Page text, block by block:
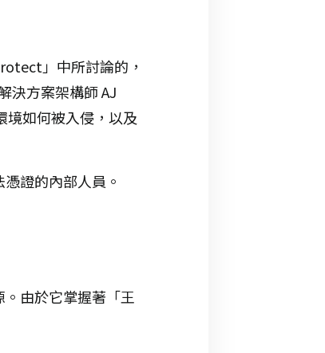
」中所討論的，
決方案架構師 AJ
境如何被入侵，以及
證的內部人員。
由於它掌握著「王